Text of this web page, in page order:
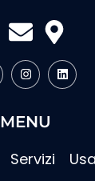
MENU
Servizi